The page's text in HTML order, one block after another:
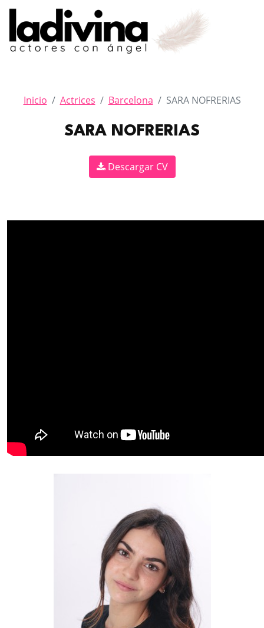
Inicio Actrices Barcelona SARA NOFRERIAS
SARA NOFRERIAS
Descargar CV